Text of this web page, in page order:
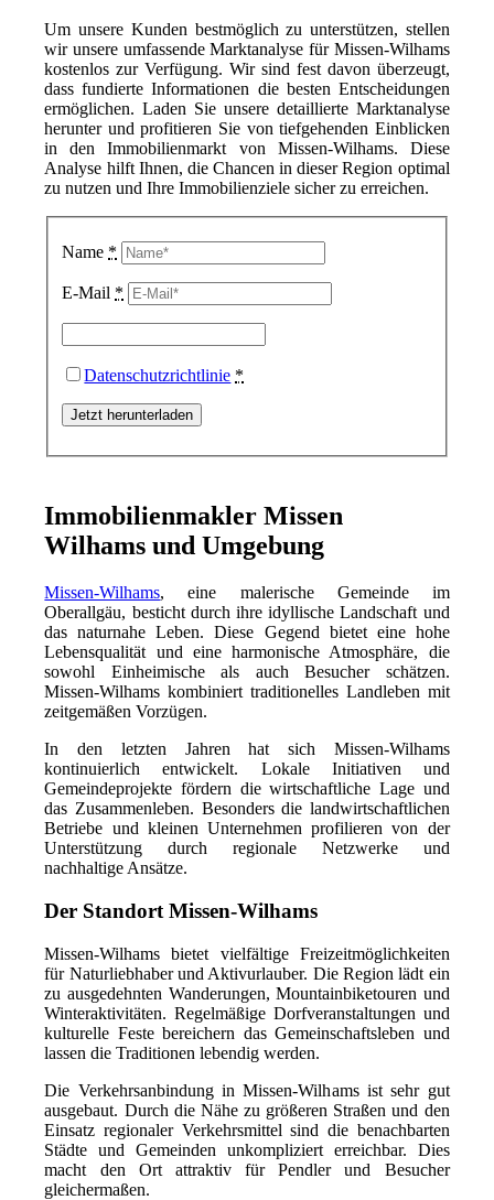
Um unsere Kunden bestmöglich zu unterstützen, stellen
wir unsere umfassende Marktanalyse für Missen-Wilhams
kostenlos zur Verfügung. Wir sind fest davon überzeugt,
dass fundierte Informationen die besten Entscheidungen
ermöglichen. Laden Sie unsere detaillierte Marktanalyse
herunter und profitieren Sie von tiefgehenden Einblicken
in den Immobilienmarkt von Missen-Wilhams. Diese
Analyse hilft Ihnen, die Chancen in dieser Region optimal
zu nutzen und Ihre Immobilienziele sicher zu erreichen.
Name *
E-Mail *
Datenschutzrichtlinie *
Immobilienmakler Missen
Wilhams und Umgebung
Missen-Wilhams, eine malerische Gemeinde im
Oberallgäu, besticht durch ihre idyllische Landschaft und
das naturnahe Leben. Diese Gegend bietet eine hohe
Lebensqualität und eine harmonische Atmosphäre, die
sowohl Einheimische als auch Besucher schätzen.
Missen-Wilhams kombiniert traditionelles Landleben mit
zeitgemäßen Vorzügen.
In den letzten Jahren hat sich Missen-Wilhams
kontinuierlich entwickelt. Lokale Initiativen und
Gemeindeprojekte fördern die wirtschaftliche Lage und
das Zusammenleben. Besonders die landwirtschaftlichen
Betriebe und kleinen Unternehmen profilieren von der
Unterstützung durch regionale Netzwerke und
nachhaltige Ansätze.
Der Standort Missen-Wilhams
Missen-Wilhams bietet vielfältige Freizeitmöglichkeiten
für Naturliebhaber und Aktivurlauber. Die Region lädt ein
zu ausgedehnten Wanderungen, Mountainbiketouren und
Winteraktivitäten. Regelmäßige Dorfveranstaltungen und
kulturelle Feste bereichern das Gemeinschaftsleben und
lassen die Traditionen lebendig werden.
Die Verkehrsanbindung in Missen-Wilhams ist sehr gut
ausgebaut. Durch die Nähe zu größeren Straßen und den
Einsatz regionaler Verkehrsmittel sind die benachbarten
Städte und Gemeinden unkompliziert erreichbar. Dies
macht den Ort attraktiv für Pendler und Besucher
gleichermaßen.